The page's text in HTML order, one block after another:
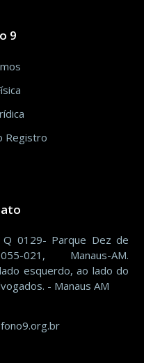
9
Registro
Q 0129- Parque Dez de
021, Manaus-AM.
esquerdo, ao lado do
- Manaus AM